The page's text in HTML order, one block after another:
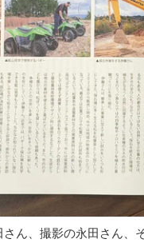
ん、撮影の永田さん